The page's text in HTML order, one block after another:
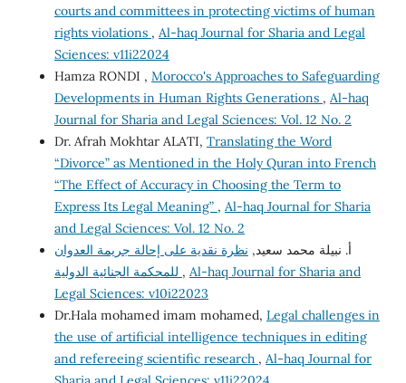
courts and committees in protecting victims of human
rights violations , Al-haq Journal for Sharia and Legal
Sciences: v11i22024
Hamza RONDI , Morocco's Approaches to Safeguarding
Developments in Human Rights Generations , Al-haq
Journal for Sharia and Legal Sciences: Vol. 12 No. 2
Dr. Afrah Mokhtar ALATI, Translating the Word
“Divorce” as Mentioned in the Holy Quran into French
“The Effect of Accuracy in Choosing the Term to
Express Its Legal Meaning” , Al-haq Journal for Sharia
and Legal Sciences: Vol. 12 No. 2
أ. نبيلة محمد سعيد, نظرة نقدية على إحالة جريمة العدوان
, Al-haq Journal for Sharia and
Legal Sciences: v10i22023
Dr.Hala mohamed imam mohamed, Legal challenges in
the use of artificial intelligence techniques in editing
and refereeing scientific research , Al-haq Journal for